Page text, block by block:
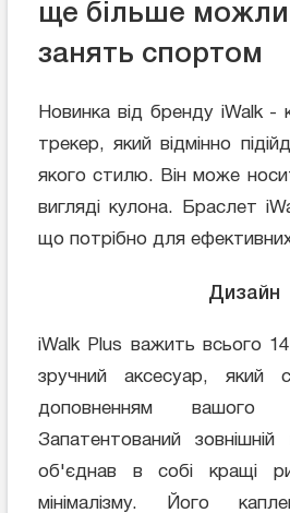
ще більше
занять спортом
Новинка від бренду iWalk -
трекер, який відмінно
якого стилю. Він може
вигляді кулона. Браслет
що потрібно для
Дизайн
iWalk Plus важить всього
зручний аксесуар, який
доповненням
Запатентований
об'єднав в собі кращі
мінімалізму. Його